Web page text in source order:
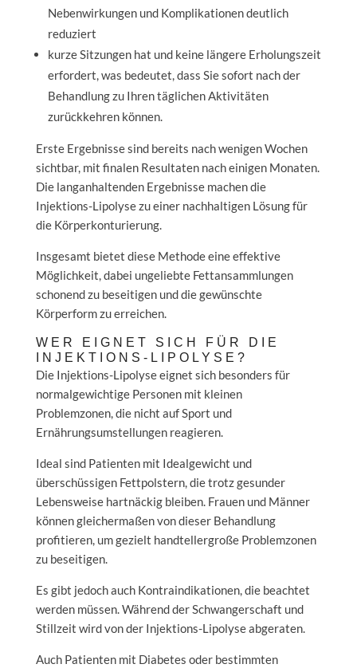
Nebenwirkungen und Komplikationen deutlich
reduziert
kurze Sitzungen hat und keine längere Erholungszeit
erfordert, was bedeutet, dass Sie sofort nach der
Behandlung zu Ihren täglichen Aktivitäten
zurückkehren können.
Erste Ergebnisse sind bereits nach wenigen Wochen
sichtbar, mit finalen Resultaten nach einigen Monaten.
Die langanhaltenden Ergebnisse machen die
Injektions-Lipolyse zu einer nachhaltigen Lösung für
die Körperkonturierung.
Insgesamt bietet diese Methode eine effektive
Möglichkeit, dabei ungeliebte Fettansammlungen
schonend zu beseitigen und die gewünschte
Körperform zu erreichen.
WER EIGNET SICH FÜR DIE
INJEKTIONS-LIPOLYSE?
Die Injektions-Lipolyse eignet sich besonders für
normalgewichtige Personen mit kleinen
Problemzonen, die nicht auf Sport und
Ernährungsumstellungen reagieren.
Ideal sind Patienten mit Idealgewicht und
überschüssigen Fettpolstern, die trotz gesunder
Lebensweise hartnäckig bleiben. Frauen und Männer
können gleichermaßen von dieser Behandlung
profitieren, um gezielt handtellergroße Problemzonen
zu beseitigen.
Es gibt jedoch auch Kontraindikationen, die beachtet
werden müssen. Während der Schwangerschaft und
Stillzeit wird von der Injektions-Lipolyse abgeraten.
Auch Patienten mit Diabetes oder bestimmten